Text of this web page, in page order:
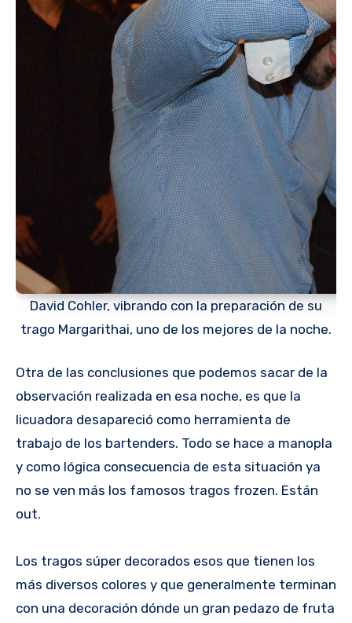
David Cohler, vibrando con la preparación de su
trago Margarithai, uno de los mejores de la noche.
Otra de las conclusiones que podemos sacar de la
observación realizada en esa noche, es que la
licuadora desapareció como herramienta de
trabajo de los bartenders. Todo se hace a manopla
y como lógica consecuencia de esta situación ya
no se ven más los famosos tragos frozen. Están
out.
Los tragos súper decorados esos que tienen los
más diversos colores y que generalmente terminan
con una decoración dónde un gran pedazo de fruta